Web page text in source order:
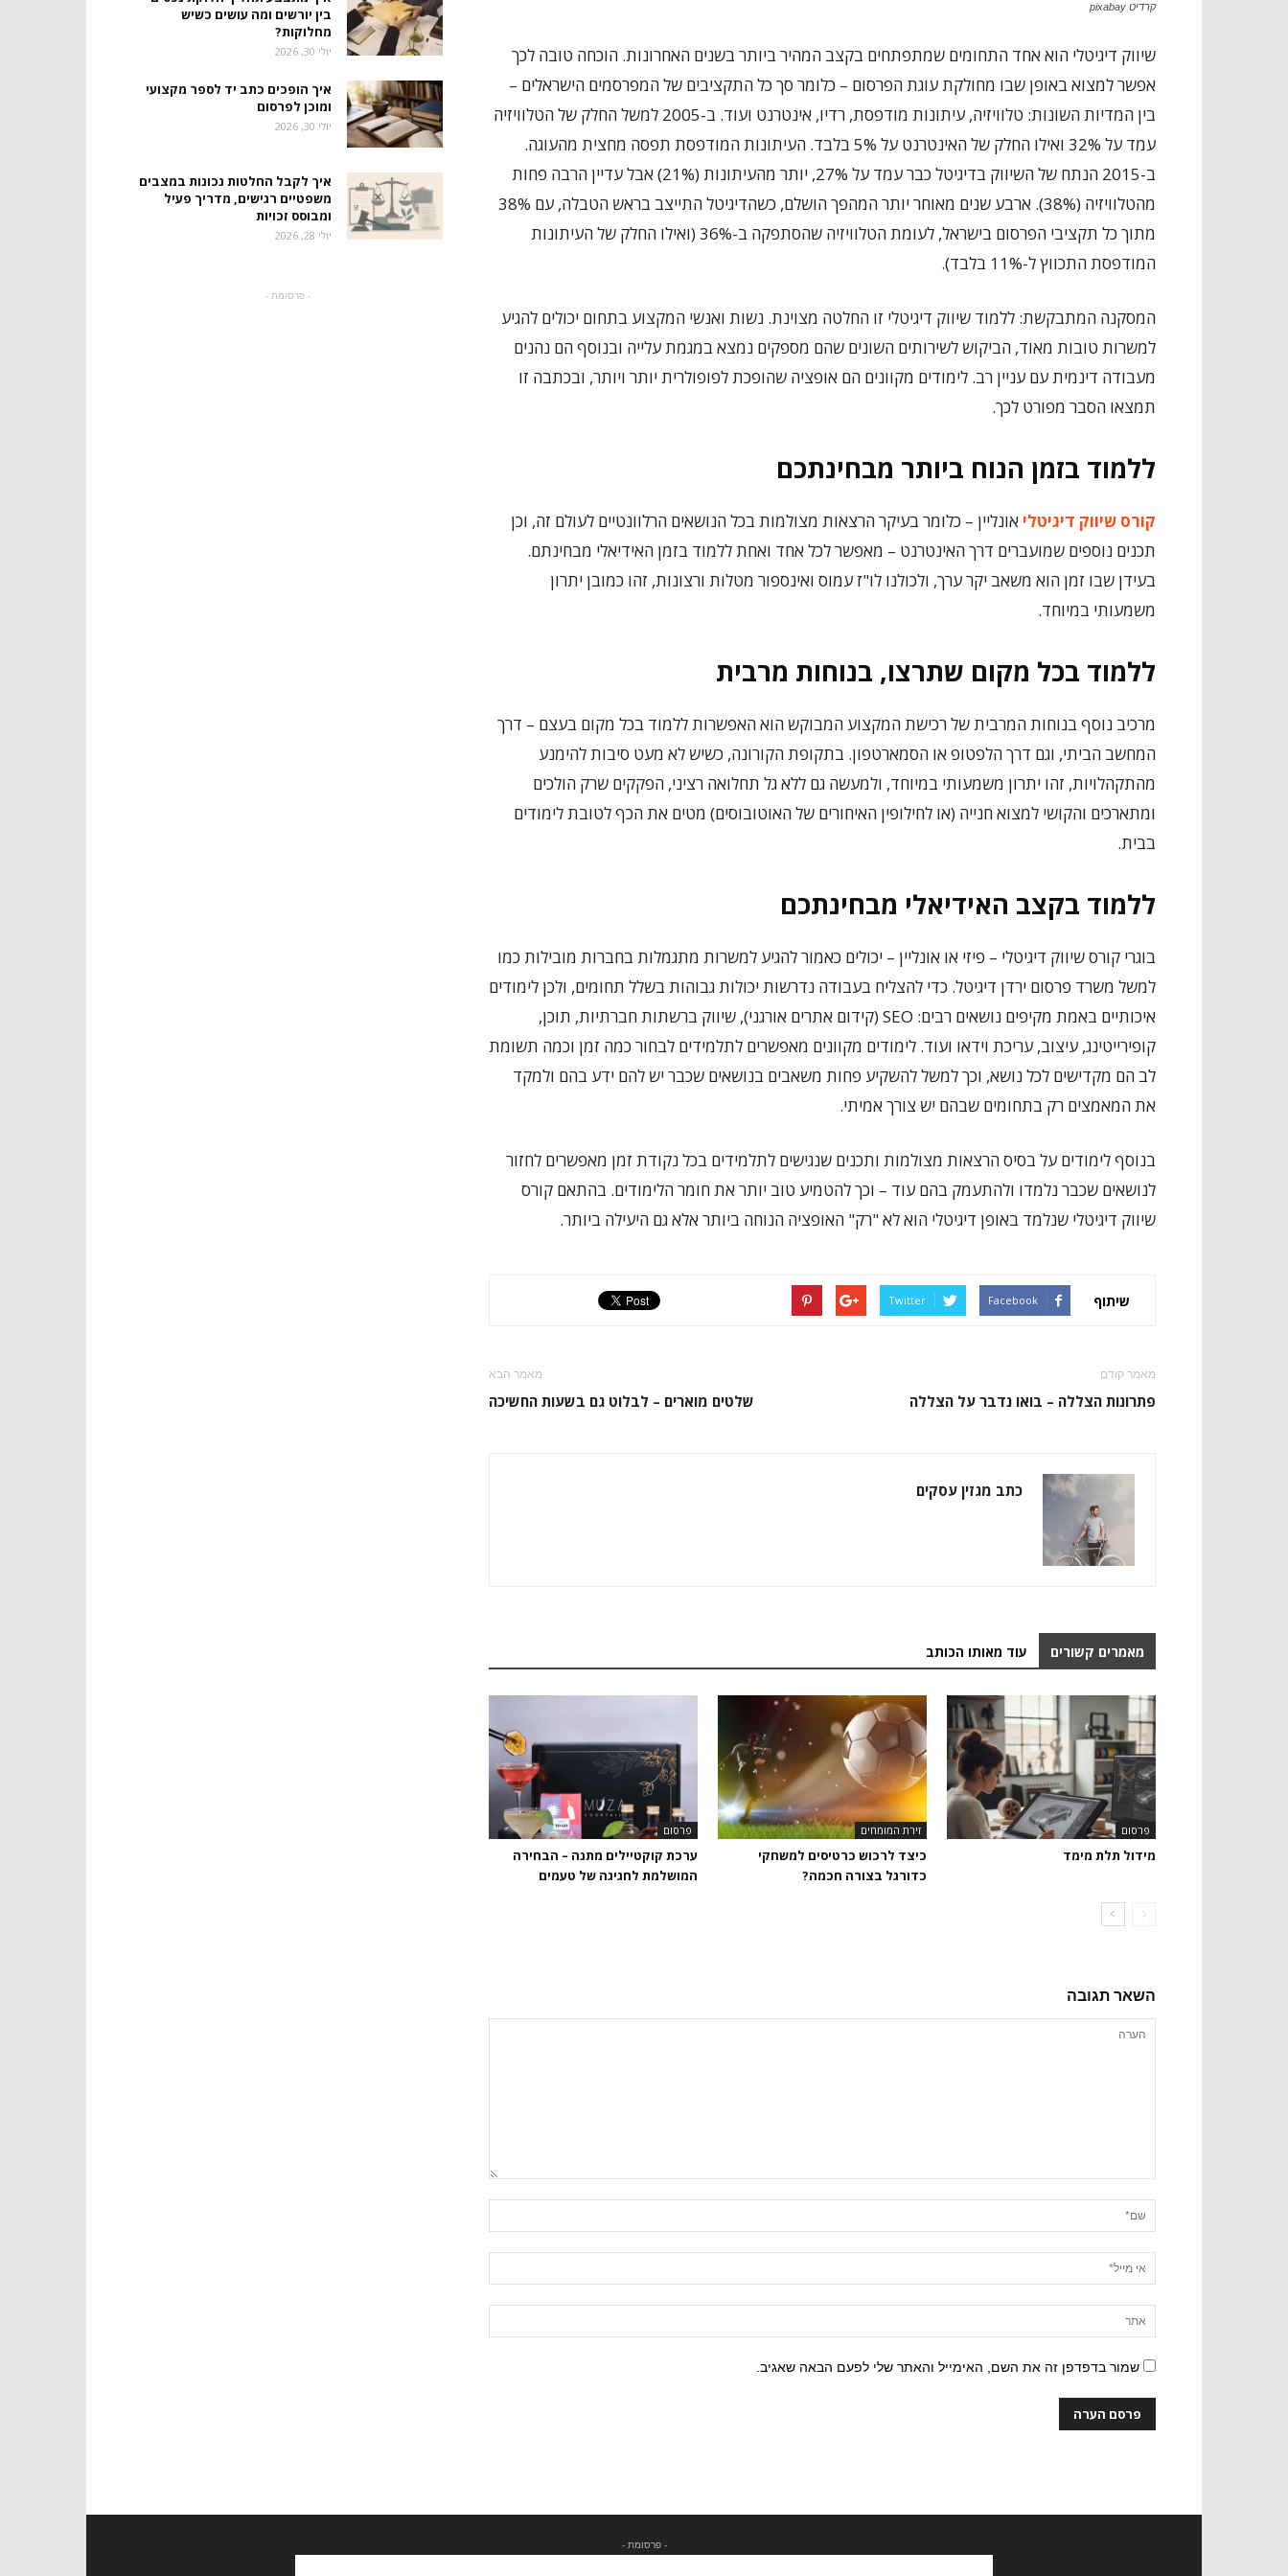
קרדיט pixabay
שיווק דיגיטלי הוא אחד התחומים שמתפתחים בקצב המהיר ביותר בשנים האחרונות. הוכחה טובה לכך
אפשר למצוא באופן שבו מחולקת עוגת הפרסום – כלומר סך כל התקציבים של המפרסמים הישראלים –
בין המדיות השונות: טלוויזיה, עיתונות מודפסת, רדיו, אינטרנט ועוד. ב-2005 למשל החלק של הטלוויזיה
עמד על 32% ואילו החלק של האינטרנט על 5% בלבד. העיתונות המודפסת תפסה מחצית מהעוגה.
ב-2015 הנתח של השיווק בדיגיטל כבר עמד על 27%, יותר מהעיתונות (21%) אבל עדיין הרבה פחות
מהטלוויזיה (38%). ארבע שנים מאוחר יותר המהפך הושלם, כשהדיגיטל התייצב בראש הטבלה, עם 38%
מתוך כל תקציבי הפרסום בישראל, לעומת הטלוויזיה שהסתפקה ב-36% (ואילו החלק של העיתונות
המודפסת התכווץ ל-11% בלבד).
המסקנה המתבקשת: ללמוד שיווק דיגיטלי זו החלטה מצוינת. נשות ואנשי המקצוע בתחום יכולים להגיע
למשרות טובות מאוד, הביקוש לשירותים השונים שהם מספקים נמצא במגמת עלייה ובנוסף הם נהנים
מעבודה דינמית עם עניין רב. לימודים מקוונים הם אופציה שהופכת לפופולרית יותר ויותר, ובכתבה זו
תמצאו הסבר מפורט לכך.
ללמוד בזמן הנוח ביותר מבחינתכם
קורס שיווק דיגיטלי אונליין – כלומר בעיקר הרצאות מצולמות בכל הנושאים הרלוונטיים לעולם זה, וכן
תכנים נוספים שמועברים דרך האינטרנט – מאפשר לכל אחד ואחת ללמוד בזמן האידיאלי מבחינתם.
בעידן שבו זמן הוא משאב יקר ערך, ולכולנו לו"ז עמוס ואינספור מטלות ורצונות, זהו כמובן יתרון
משמעותי במיוחד.
ללמוד בכל מקום שתרצו, בנוחות מרבית
מרכיב נוסף בנוחות המרבית של רכישת המקצוע המבוקש הוא האפשרות ללמוד בכל מקום בעצם – דרך
המחשב הביתי, וגם דרך הלפטופ או הסמארטפון. בתקופת הקורונה, כשיש לא מעט סיבות להימנע
מהתקהלויות, זהו יתרון משמעותי במיוחד, ולמעשה גם ללא גל תחלואה רציני, הפקקים שרק הולכים
ומתארכים והקושי למצוא חנייה (או לחילופין האיחורים של האוטובוסים) מטים את הכף לטובת לימודים
בבית.
ללמוד בקצב האידיאלי מבחינתכם
בוגרי קורס שיווק דיגיטלי – פיזי או אונליין – יכולים כאמור להגיע למשרות מתגמלות בחברות מובילות כמו
למשל משרד פרסום ירדן דיגיטל. כדי להצליח בעבודה נדרשות יכולות גבוהות בשלל תחומים, ולכן לימודים
איכותיים באמת מקיפים נושאים רבים: SEO (קידום אתרים אורגני), שיווק ברשתות חברתיות, תוכן,
קופירייטינג, עיצוב, עריכת וידאו ועוד. לימודים מקוונים מאפשרים לתלמידים לבחור כמה זמן וכמה תשומת
לב הם מקדישים לכל נושא, וכך למשל להשקיע פחות משאבים בנושאים שכבר יש להם ידע בהם ולמקד
את המאמצים רק בתחומים שבהם יש צורך אמיתי.
בנוסף לימודים על בסיס הרצאות מצולמות ותכנים שנגישים לתלמידים בכל נקודת זמן מאפשרים לחזור
לנושאים שכבר נלמדו ולהתעמק בהם עוד – וכך להטמיע טוב יותר את חומר הלימודים. בהתאם קורס
שיווק דיגיטלי שנלמד באופן דיגיטלי הוא לא "רק" האופציה הנוחה ביותר אלא גם היעילה ביותר.
שיתוף Facebook
Twitter
מאמר קודם
פתרונות הצללה – בואו נדבר על הצללה
מאמר הבא
שלטים מוארים – לבלוט גם בשעות החשיכה
כתב מגזין עסקים
מאמרים קשורים עוד מאותו הכותב
פרסום
מידול תלת מימד
זירת המומחים
כיצד לרכוש כרטיסים למשחקי
כדורגל בצורה חכמה?
פרסום
ערכת קוקטיילים מתנה – הבחירה
המושלמת לחגיגה של טעמים
השאר תגובה
שמור בדפדפן זה את השם, האימייל והאתר שלי לפעם הבאה שאגיב.
בין יורשים ומה עושים כשיש
מחלוקות?
יולי 30, 2026
איך הופכים כתב יד לספר מקצועי
ומוכן לפרסום
יולי 30, 2026
איך לקבל החלטות נכונות במצבים
משפטיים רגישים, מדריך פעיל
ומבוסס זכויות
יולי 28, 2026
- פרסומת -
- פרסומת -